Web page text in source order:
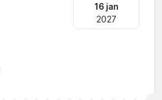
16 jan
2027